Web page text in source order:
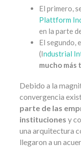
El primero,
Plattform
en la parte
El segundo,
(Industrial
mucho más
Debido a la
convergencia
parte de las
instituciones y
una arquitectura
llegaron a un